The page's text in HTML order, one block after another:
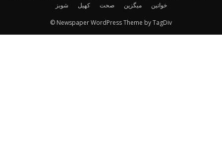
شوبز
کھیل صحت میگزین خواتین
© Newspaper WordPress Theme by TagDiv